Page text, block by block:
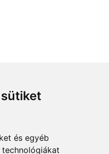
és egyéb